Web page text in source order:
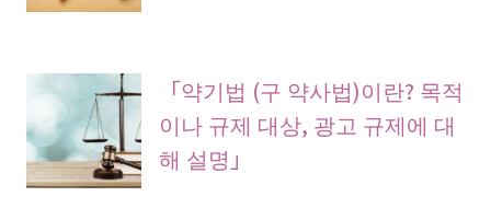
「약기법 (구 약사법)이란? 목적
이나 규제 대상, 광고 규제에 대
해 설명」